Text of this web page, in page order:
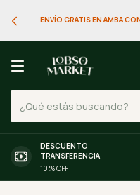
ENVÍO GRATIS EN AMBA
DESCUENTO
TRANSFERENCIA
10 % OFF